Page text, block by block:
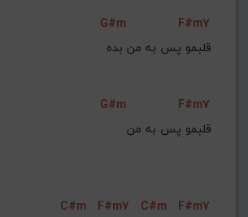
G#m
F#m7
قلبمو پس به من بده
G#m
F#m7
قلبمو پس به من
C#m F#m7 C#m F#m7